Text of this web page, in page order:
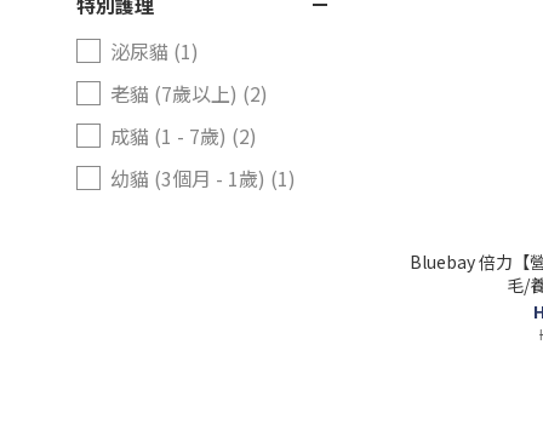
泌尿貓 (1)
老貓 (7歲以上) (2)
成貓 (1 - 7歲) (2)
幼貓 (3個月 - 1歲) (1)
Bluebay 倍力【
毛/